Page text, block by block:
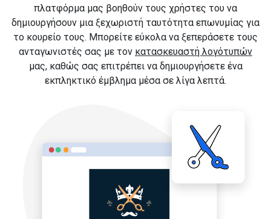
πλατφόρμα μας βοηθούν τους χρήστες του να
δημιουργήσουν μια ξεχωριστή ταυτότητα επωνυμίας για
το κουρείο τους. Μπορείτε εύκολα να ξεπεράσετε τους
ανταγωνιστές σας με τον κατασκευαστή λογότυπών
μας, καθώς σας επιτρέπει να δημιουργήσετε ένα
εκπληκτικό έμβλημα μέσα σε λίγα λεπτά.